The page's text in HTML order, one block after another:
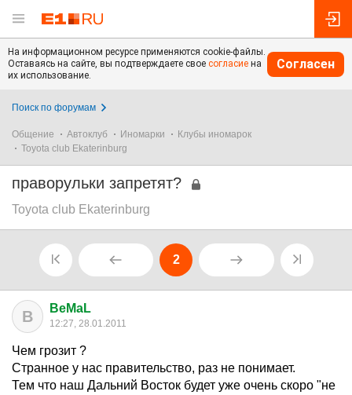
На информационном ресурсе применяются cookie-файлы.
Оставаясь на сайте, вы подтверждаете свое согласие на
их использование.
Согласен
Поиск по форумам
Общение Автоклуб Иномарки
Клубы иномарок
Toyota club Ekaterinburg
праворульки запретят?
Toyota club Ekaterinburg
2
B BeMaL
12:27, 28.01.2011
Чем грозит ?
Странное у нас правительство, раз не понимает.
Тем что наш Дальний Восток будет уже очень скоро "не